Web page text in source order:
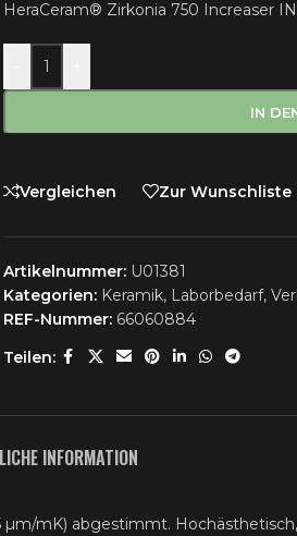
HeraCeram® Zirkonia 750 Increaser
IN
Vergleichen Zur Wunschliste
Artikelnummer: U01381
Kategorien: Keramik, Laborbedarf,
REF-Nummer: 66060884
Teilen:
INFORMATION
mK) abgestimmt.